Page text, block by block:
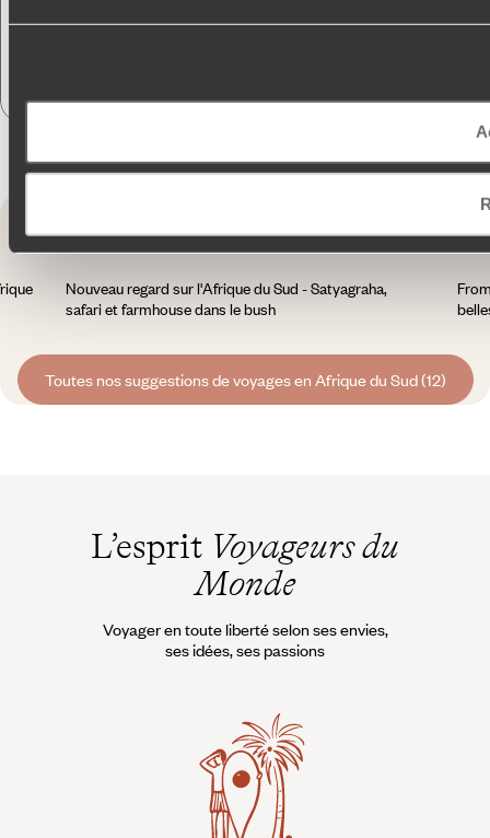
Assistance24/24
Nouveau regard sur l'Afrique du Sud - Satyagraha,
safari et farmhouse dans le bush
Toutes nos suggestions de voyages en Afrique du Sud (12)
L’esprit Voyageurs du
Monde
Voyager en toute liberté selon ses envies,
ses idées, ses passions